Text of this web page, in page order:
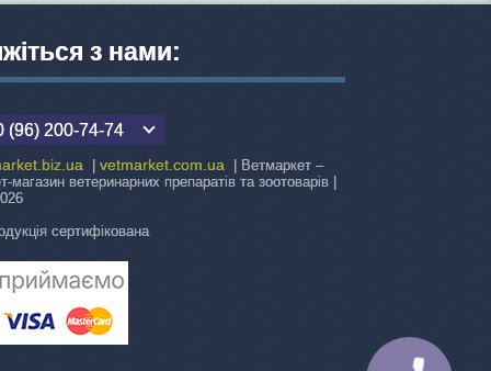
з нами:
(96) 200-74-74
|vetmarket.com.ua | Ветмаркет –
магазин ветеринарних препаратів та зоотоварів |
сертифікована